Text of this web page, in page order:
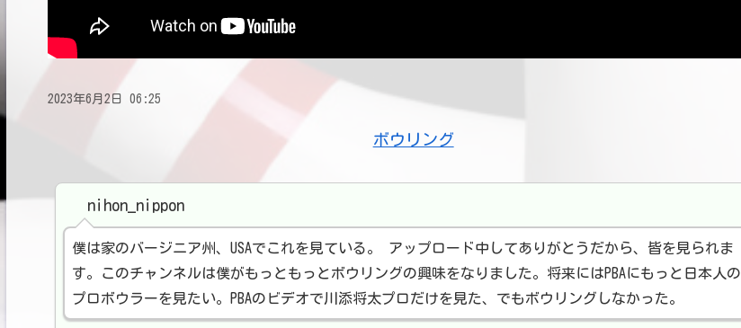
2023年6月2日 06:25
ボウリング
nihon_nippon
僕は家のバージニア州、USAでこれを見ている。 アップロード中してありがとうだから、皆を見られま
す。このチャンネルは僕がもっともっとボウリングの興味をなりました。将来にはPBAにもっと日本人の
プロボウラーを見たい。PBAのビデオで川添将太プロだけを見た、でもボウリングしなかった。